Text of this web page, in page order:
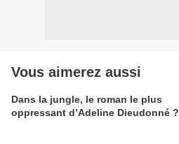
Vous aimerez aussi
Dans la jungle, le roman le plus
oppressant d’Adeline Dieudonné ?